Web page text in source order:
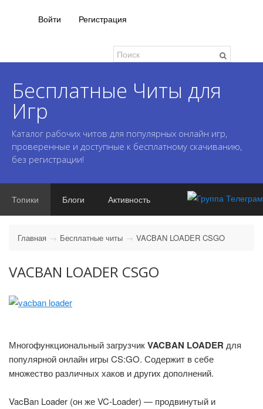
Войти Регистрация
Бесплатные Читы для
Игр
Каталог рабочих читов для популярных онлайн игр,
проверенные и доступные к бесплатному скачиванию,
без регистрации!
Топики Блоги Активность
Главная Бесплатные читы VACBAN LOADER CSGO
VACBAN LOADER CSGO
Многофункциональный загрузчикVACBAN LOADER для
популярной онлайн игры CS:GO. Содержит в себе
множество различных хаков и других дополнений.
VacBan Loader (он же VC-Loader) — продвинутый и